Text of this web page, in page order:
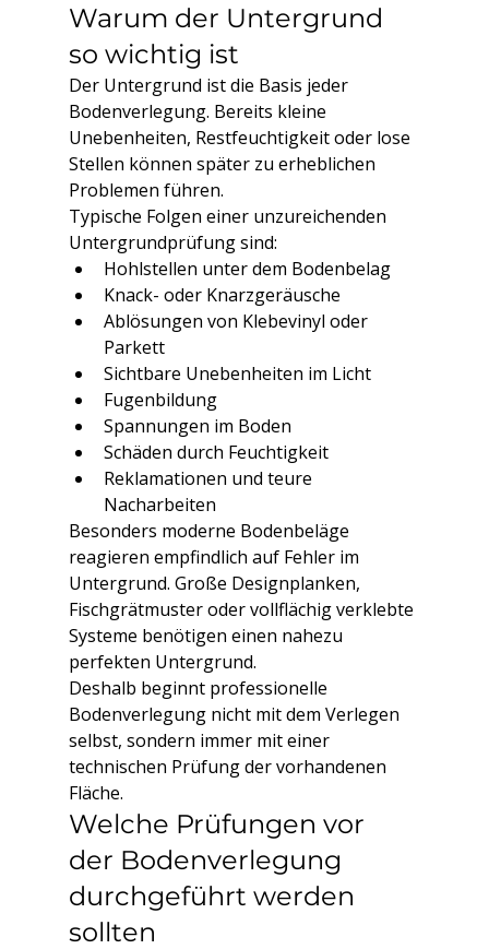
Warum der Untergrund
so wichtig ist
Der Untergrund ist die Basis jeder
Bodenverlegung. Bereits kleine
Unebenheiten, Restfeuchtigkeit oder lose
Stellen können später zu erheblichen
Problemen führen.
Typische Folgen einer unzureichenden
Untergrundprüfung sind:
Hohlstellen unter dem Bodenbelag
Knack- oder Knarzgeräusche
Ablösungen von Klebevinyl oder
Parkett
Sichtbare Unebenheiten im Licht
Fugenbildung
Spannungen im Boden
Schäden durch Feuchtigkeit
Reklamationen und teure
Nacharbeiten
Besonders moderne Bodenbeläge
reagieren empfindlich auf Fehler im
Untergrund. Große Designplanken,
Fischgrätmuster oder vollflächig verklebte
Systeme benötigen einen nahezu
perfekten Untergrund.
Deshalb beginnt professionelle
Bodenverlegung nicht mit dem Verlegen
selbst, sondern immer mit einer
technischen Prüfung der vorhandenen
Fläche.
Welche Prüfungen vor
der Bodenverlegung
durchgeführt werden
sollten